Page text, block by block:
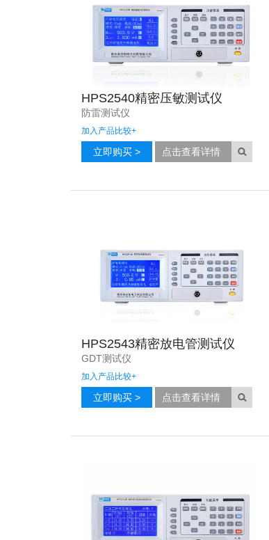
HPS2540精密压敏测试仪
防雷测试仪
加入产品比较+
立即购买 > 点击查看详情
HPS2543精密放电管测试仪
GDT测试仪
加入产品比较+
立即购买 > 点击查看详情